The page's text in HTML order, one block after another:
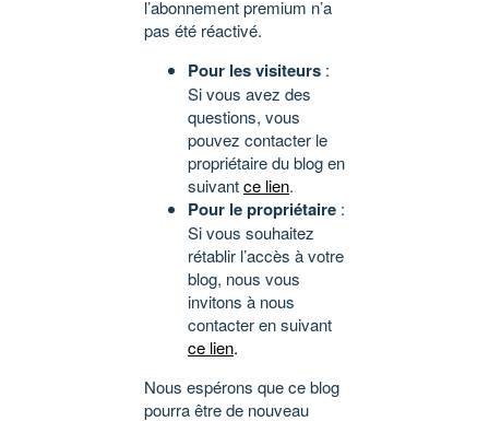
l’abonnement premium n’a
pas été réactivé.
Pour les visiteurs :
Si vous avez des
questions, vous
pouvez contacter le
propriétaire du blog en
suivantce lien.
Pour le propriétaire :
Si vous souhaitez
rétablir l’accès à votre
blog, nous vous
invitons à nous
contacter en suivant
ce lien.
Nous espérons que ce blog
pourra être de nouveau